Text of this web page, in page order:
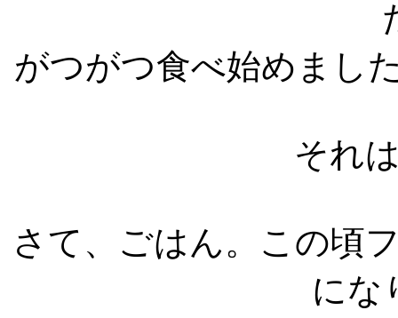
がつがつ食べ始めまし
それ
さて、ごはん。この頃
にな